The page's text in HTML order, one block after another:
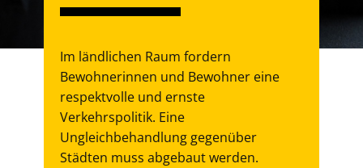
Im ländlichen Raum fordern
Bewohnerinnen und Bewohner eine
respektvolle und ernste
Verkehrspolitik. Eine
Ungleichbehandlung gegenüber
Städten muss abgebaut werden.